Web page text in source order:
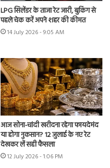
LPG सिलेंडर के ताजा रेट जारी, बुकिंग से
पहले चेक करें अपने शहर की कीमत
14 July 2026 - 9:05 AM
आज सोना-चांदी खरीदना रहेगा फायदेमंद
या होगा नुकसान? 12 जुलाई के नए रेट
देखकर लें सही फैसला
12 July 2026 - 1:06 PM